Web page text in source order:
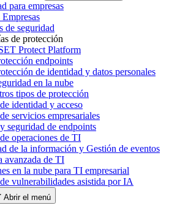
para empresas
de seguridad
de protección
Protect Platform
endpoints
de identidad y datos personales
en la nube
tipos de protección
identidad y acceso
servicios empresariales
seguridad de endpoints
operaciones de TI
de la información y Gestión de eventos
avanzada de TI
en la nube para TI empresarial
vulnerabilidades asistida por IA
Abrir el menú